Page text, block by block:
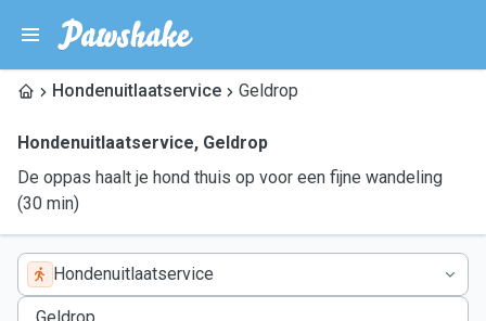
Hondenuitlaatservice Geldrop
Hondenuitlaatservice, Geldrop
De oppas haalt je hond thuis op voor een fijne wandeling
(30 min)
Hondenuitlaatservice